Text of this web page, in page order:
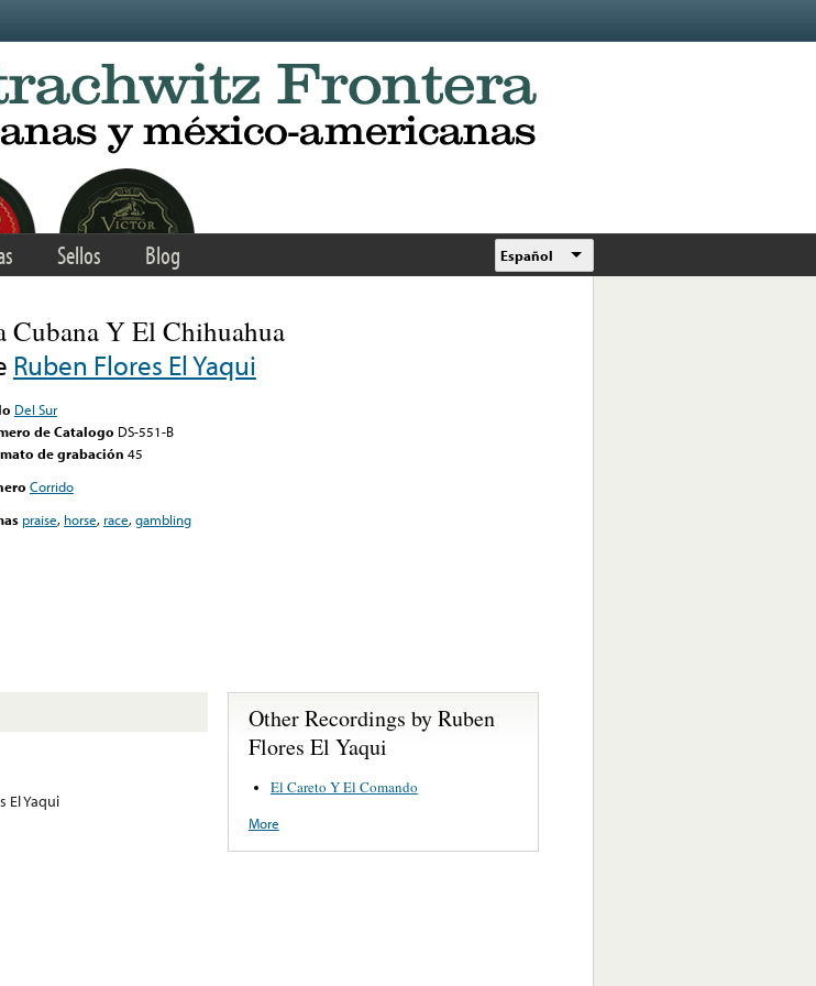
Sellos Blog Español
Cubana Y El Chihuahua
Ruben Flores El Yaqui
Del Sur
de Catalogo DS-551-B
de grabación 45
Corrido
praise, horse, race,gambling
El Yaqui
Other Recordings by Ruben
Flores El Yaqui
El Careto Y El Comando
More